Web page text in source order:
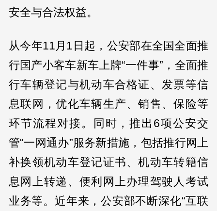
安全与合法权益。
从今年11月1日起，公安部在全国全面推
行国产小客车新车上牌“一件事”，全面推
行车辆登记与机动车合格证、发票等信
息联网，优化车辆生产、销售、保险等
环节流程对接。同时，推出6项公安交
管“一网通办”服务新措施，包括推行网上
补换领机动车登记证书、机动车转籍信
息网上转递、便利网上办理驾驶人考试
业务等。近年来，公安部不断深化“互联